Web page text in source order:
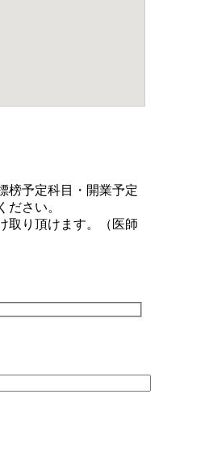
榜予定科目・開業予定
ださい。
取り頂けます。（医師